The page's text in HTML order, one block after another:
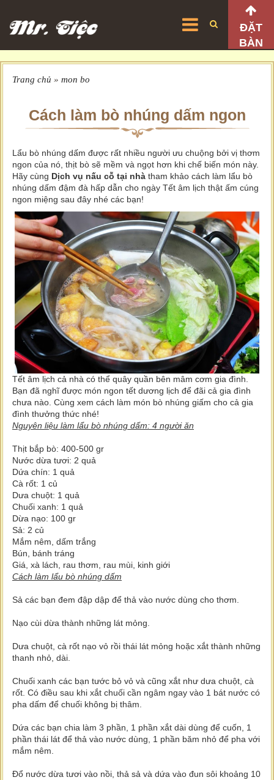
ĐẶT
BÀN
Trang chủ » mon bo
Cách làm bò nhúng dấm ngon
Lẩu bò nhúng dấm được rất nhiều người ưu chuộng bởi vị thơm
ngon của nó, thịt bò sẽ mềm và ngọt hơn khi chế biến món này.
Hãy cùng Dịch vụ nấu cỗ tại nhà tham khảo cách làm lẩu bò
nhúng dấm đậm đà hấp dẫn cho ngày Tết âm lịch thật ấm cúng
ngon miệng sau đây nhé các bạn!
Tết âm lịch cả nhà có thể quây quần bên mâm cơm gia đình.
Bạn đã nghĩ được món ngon tết dương lịch để đãi cả gia đình
chưa nào. Cùng xem cách làm món bò nhúng giấm cho cả gia
đình thưởng thức nhé!
Nguyên liệu làm lẩu bò nhúng dấm: 4 người ăn
Thịt bắp bò: 400-500 gr
Nước dừa tươi: 2 quả
Dứa chín: 1 quả
Cà rốt: 1 củ
Dưa chuột: 1 quả
Chuối xanh: 1 quả
Dừa nạo: 100 gr
Sả: 2 củ
Mắm nêm, dấm trắng
Bún, bánh tráng
Giá, xà lách, rau thơm, rau mùi, kinh giới
Cách làm lẩu bò nhúng dấm
Sả các bạn đem đập dập để thả vào nước dùng cho thơm.
Nạo cùi dừa thành những lát mỏng.
Dưa chuột, cà rốt nạo vỏ rồi thái lát mỏng hoặc xắt thành những
thanh nhỏ, dài.
Chuối xanh các bạn tước bỏ vỏ và cũng xắt như dưa chuột, cà
rốt. Có điều sau khi xắt chuối cần ngâm ngay vào 1 bát nước có
pha dấm để chuối không bị thâm.
Dứa các bạn chia làm 3 phần, 1 phần xắt dài dùng để cuốn, 1
phần thái lát để thả vào nước dùng, 1 phần băm nhỏ để pha với
mắm nêm.
Đổ nước dừa tươi vào nồi, thả sả và dứa vào đun sôi khoảng 10